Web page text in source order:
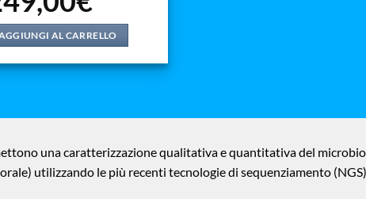
AL CARRELLO
una caratterizzazione qualitativa e quantitativa del
utilizzando le più recenti tecnologie di sequenziamento